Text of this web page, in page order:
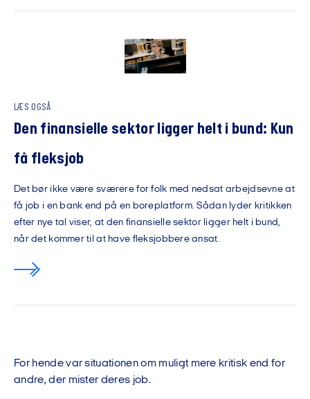
LÆS OGSÅ
Den finansielle sektor ligger helt i bund: Kun
få fleksjob
Det bør ikke være sværere for folk med nedsat arbejdsevne at
få job i en bank end på en boreplatform. Sådan lyder kritikken
efter nye tal viser, at den finansielle sektor ligger helt i bund,
når det kommer til at have fleksjobbere ansat.
For hende var situationen om muligt mere kritisk end for
andre, der mister deres job.